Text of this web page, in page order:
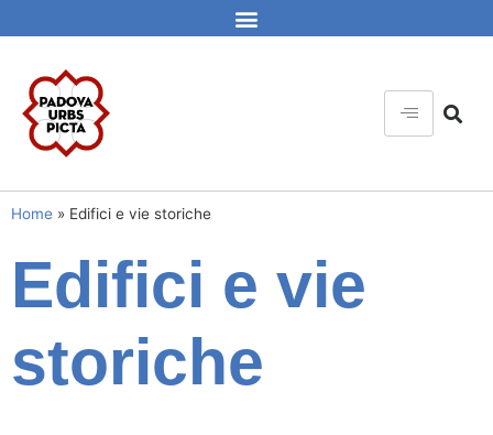
Home » Edifici e vie storiche
Edifici e vie
storiche